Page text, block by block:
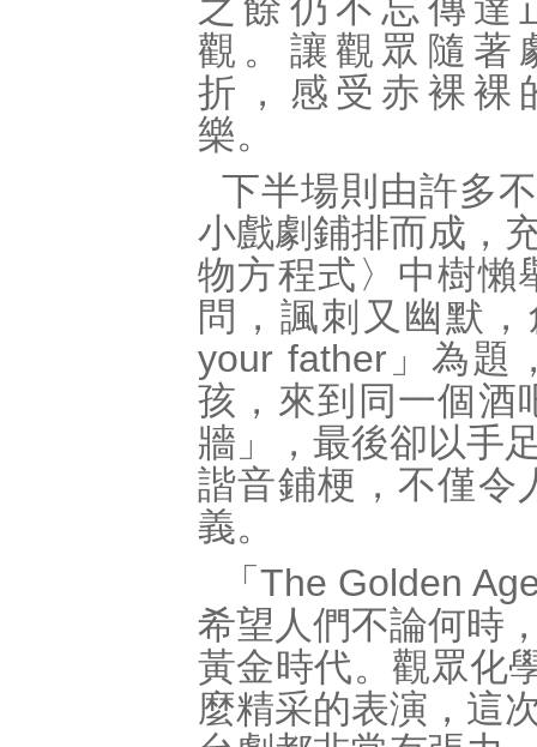
觀。讓觀眾隨著
折，感受赤裸裸
樂。
下半場則由許多
小戲劇鋪排而成，
物方程式〉中樹懶
問，諷刺又幽默
your father」為題
孩，來到同一個酒
牆」，最後卻以手
諧音鋪梗，不僅令
義。
「The Golden
希望人們不論何時
黃金時代。觀眾化
麼精采的表演，這